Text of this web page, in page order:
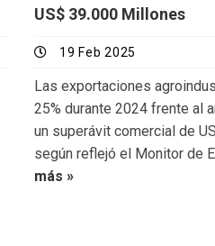
US$ 39.000 Millones
19 Feb 2025
Las exportaciones
25% durante 2024 frente al
un superávit comercial de
según reflejó el Monitor de
más »